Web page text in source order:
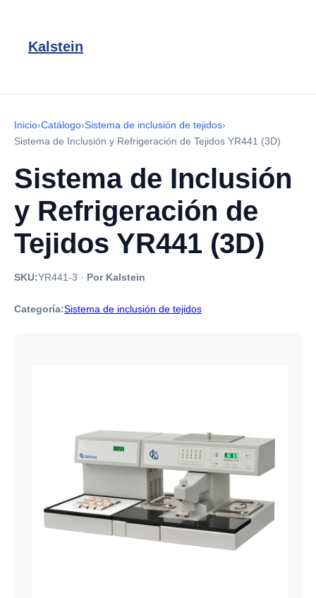
Kalstein
Inicio›Catálogo›Sistema de inclusión de tejidos›
Sistema de Inclusión y Refrigeración de Tejidos YR441 (3D)
Sistema de Inclusión
y Refrigeración de
Tejidos YR441 (3D)
SKU:YR441-3 · Por Kalstein
Categoría:Sistema de inclusión de tejidos